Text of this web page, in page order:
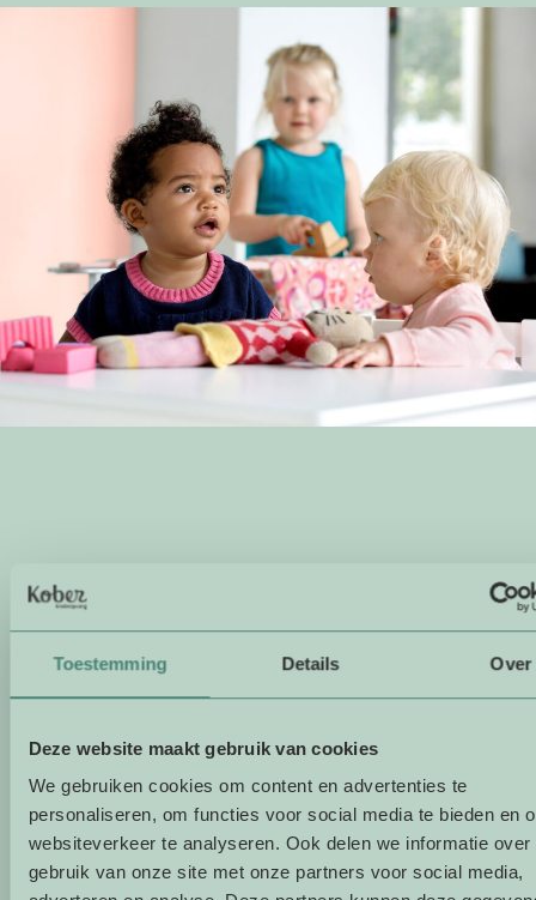
Toestemming Details Over
Deze website maakt gebruik van cookies
We gebruiken cookies om content en advertenties te
personaliseren, om functies voor social media te bieden en
websiteverkeer te analyseren. Ook delen we informatie over
gebruik van onze site met onze partners voor social media,